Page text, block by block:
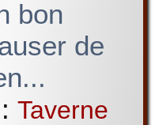
bon
de
Taverne